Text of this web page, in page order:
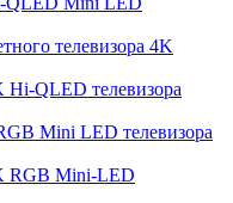
телевизора 4K
Hi-QLED телевизора
Mini LED телевизора
RGB Mini-LED